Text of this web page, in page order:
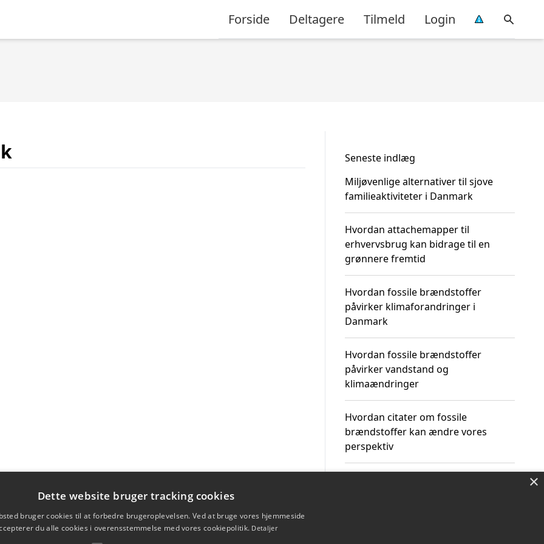
Forside Deltagere Tilmeld Login
Seneste indlæg
Miljøvenlige alternativer til sjove
familieaktiviteter i Danmark
Hvordan attachemapper til
erhvervsbrug kan bidrage til en
grønnere fremtid
Hvordan fossile brændstoffer
påvirker klimaforandringer i
Danmark
Hvordan fossile brændstoffer
påvirker vandstand og
klimaændringer
Hvordan citater om fossile
brændstoffer kan ændre vores
perspektiv
×
Dette website bruger tracking cookies
bruger cookies til at forbedre brugeroplevelsen. Ved at bruge vores hjemmeside
du alle cookies i overensstemmelse med vores cookiepolitik. Detaljer